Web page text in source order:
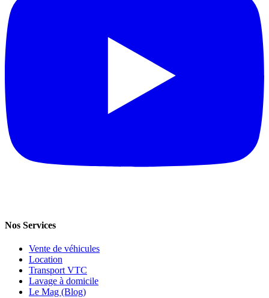
Nos Services
Vente de véhicules
Location
Transport VTC
Lavage à domicile
Le Mag (Blog)